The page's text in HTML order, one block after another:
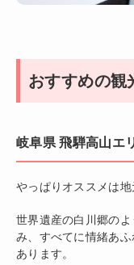
おすすめの観
岐阜県 飛騨高山エ
やっぱりオススメは地
世界遺産の白川郷の
み、すべてに情緒あ
あります。